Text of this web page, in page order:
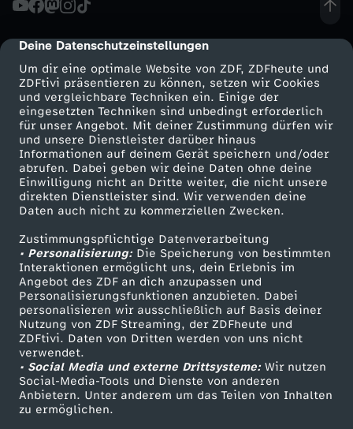
cmp-dialog-description
Deine Datenschutzeinstellungen
Um dir eine optimale Website von ZDF, ZDFheute und
ZDFtivi präsentieren zu können, setzen wir Cookies
und vergleichbare Techniken ein. Einige der
eingesetzten Techniken sind unbedingt erforderlich
für unser Angebot. Mit deiner Zustimmung dürfen wir
und unsere Dienstleister darüber hinaus
Informationen auf deinem Gerät speichern und/oder
abrufen. Dabei geben wir deine Daten ohne deine
Einwilligung nicht an Dritte weiter, die nicht unsere
direkten Dienstleister sind. Wir verwenden deine
Daten auch nicht zu kommerziellen Zwecken.
Zustimmungspflichtige Datenverarbeitung
• Personalisierung:Die Speicherung von bestimmten
Interaktionen ermöglicht uns, dein Erlebnis im
Angebot des ZDF an dich anzupassen und
Personalisierungsfunktionen anzubieten. Dabei
personalisieren wir ausschließlich auf Basis deiner
Nutzung von ZDF Streaming, der ZDFheute und
ZDFtivi. Daten von Dritten werden von uns nicht
verwendet.
• Social Media und externe Drittsysteme:Wir nutzen
Social-Media-Tools und Dienste von anderen
Anbietern. Unter anderem um das Teilen von Inhalten
zu ermöglichen.
A
L
K
:
S
T
U
D
I
U
M
Mehr ZDF
ZDF-Apps
Smart TV
ZDFtext
Livestreams
Sendungen A-Z
TV-Programm
Service
ZDFmitreden
Kontakt zum ZDF
Tickets
Zuschauerservice
Hilfe
ZDF Unternehmen
Karriere